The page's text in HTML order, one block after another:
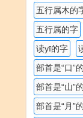
五行属木的
五行属的字
读yī的字
部首是“口”
部首是“山”
部首是“月”